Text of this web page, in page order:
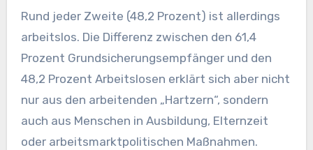
Rund jeder Zweite (48,2 Prozent) ist allerdings
arbeitslos. Die Differenz zwischen den 61,4
Prozent Grundsicherungsempfänger und den
48,2 Prozent Arbeitslosen erklärt sich aber nicht
nur aus den arbeitenden „Hartzern“, sondern
auch aus Menschen in Ausbildung, Elternzeit
oder arbeitsmarktpolitischen Maßnahmen.